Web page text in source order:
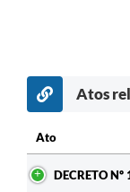
Atos
Ato
DECRETO